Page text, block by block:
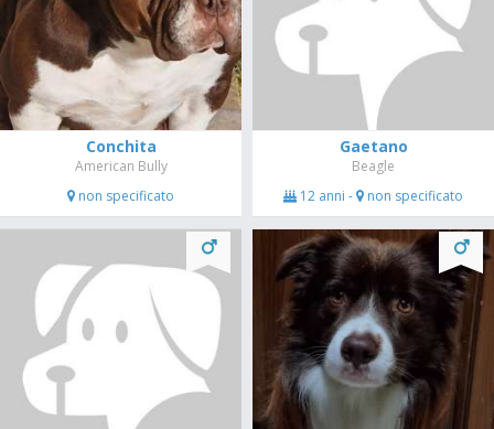
Conchita
American Bully
non specificato
Gaetano
Beagle
12 anni -
non specificato